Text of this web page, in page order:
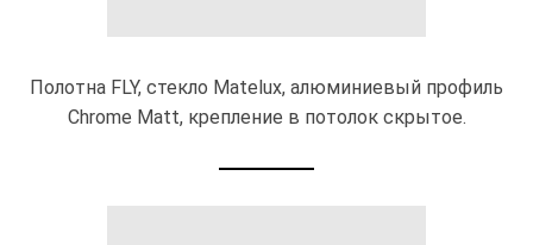
Полотна FLY, стекло Matelux, алюминиевый профиль
Chrome Matt, крепление в потолок скрытое.